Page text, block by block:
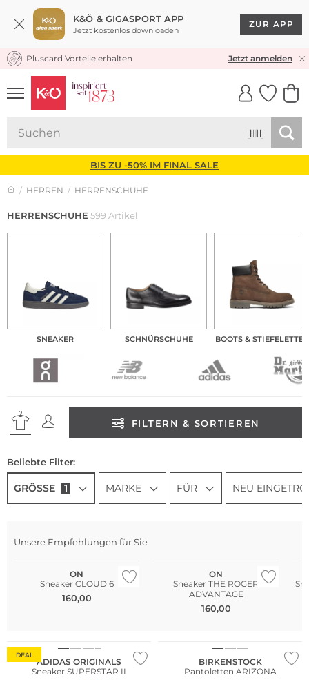
K&Ö & GIGASPORT APP
Jetzt kostenlos downloaden
ZUR APP
30 TAGE RÜCKGABERECHT
Pluscard Vorteile erhalten Jetzt anmelden
UNSERE APP
CLICK &
BIS ZU -50% IM FINAL SALE
HERREN HERRENSCHUHE
HERRENSCHUHE 599 Artikel
SNEAKER SCHNÜRSCHUHE BOOTS & STIEFELETTEN
FILTERN & SORTIEREN
Beliebte Filter:
GRÖSSE 1 MARKE FÜR NEU
Unsere Empfehlungen für Sie
Bestseller
ON
Sneaker CLOUD 6
160,00
ON
Sneaker THE ROGER
ADVANTAGE
160,00
DEAL
ADIDAS ORIGINALS
Sneaker SUPERSTAR II
BIRKENSTOCK
Pantoletten ARIZONA